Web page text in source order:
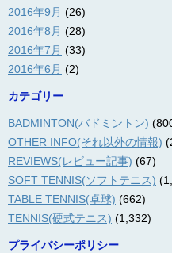
2016年9月 (26)
2016年8月 (28)
2016年7月 (33)
2016年6月 (2)
カテゴリー
BADMINTON(バドミントン)
OTHER INFO(それ以外の情報)
REVIEWS(レビュー記事) (67)
SOFT TENNIS(ソフトテニス)
TABLE TENNIS(卓球) (662)
TENNIS(硬式テニス) (1,332)
プライバシーポリシー